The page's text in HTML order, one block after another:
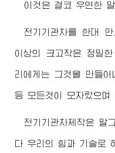
이것은 결코 우연한
전기기관차를 한대
이상의 크고작은 정밀
리에게는 그것을 만들
등 모든것이 모자랐으며
전기기관차제작은 말
다 우리의 힘과 기술로